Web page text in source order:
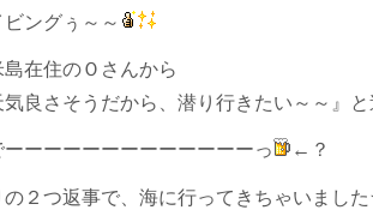
ングぅ～～
在住のＯさんから
気良さそうだから、潜り行きたい～～』
ーーーーーーーーーーーーーっ ←？
の２つ返事で、海に行ってきちゃいまし